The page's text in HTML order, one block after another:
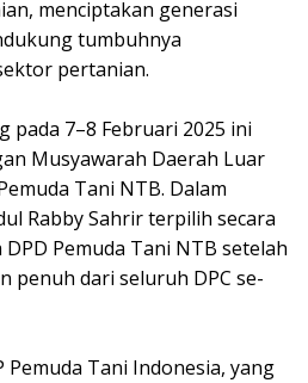
menciptakan generasi
tumbuhnya
pertanian.
pada 7–8 Februari 2025 ini
Musyawarah Daerah Luar
Tani NTB. Dalam
Rabby Sahrir terpilih secara
Pemuda Tani NTB setelah
penuh dari seluruh DPC se-
Pemuda Tani Indonesia, yang